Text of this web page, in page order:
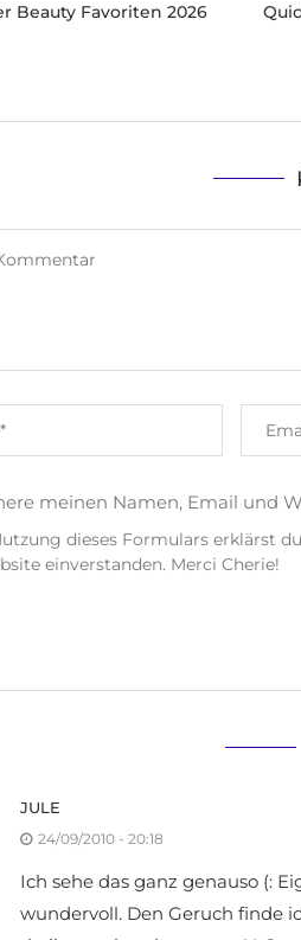
Beauty Favoriten 2026
meinen Namen, Email und
dieses Formulars erklärst
einverstanden. Merci Cherie!
JULE
24/09/2010 - 20:18
Ich sehe das ganz genauso (:
wundervoll. Den Geruch finde